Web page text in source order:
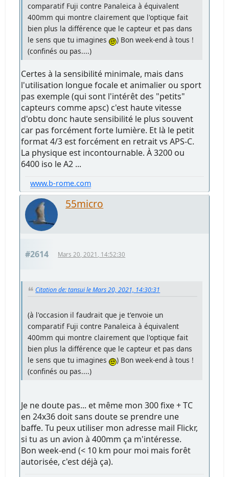
comparatif Fuji contre Panaleica à équivalent
400mm qui montre clairement que l'optique fait
bien plus la différence que le capteur et pas dans
le sens que tu imagines
) Bon week-end à tous !
(confinés ou pas....)
Certes à la sensibilité minimale, mais dans
l'utilisation longue focale et animalier ou sport
pas exemple (qui sont l'intérêt des "petits"
capteurs comme apsc) c'est haute vitesse
d'obtu donc haute sensibilité le plus souvent
car pas forcément forte lumière. Et là le petit
format 4/3 est forcément en retrait vs APS-C.
La physique est incontournable. À 3200 ou
6400 iso le A2 ...
www.b-rome.com
55micro
#2614 Mars 20, 2021, 14:52:30
Citation de: tansui le Mars 20, 2021, 14:30:31
(à l'occasion il faudrait que je t'envoie un
comparatif Fuji contre Panaleica à équivalent
400mm qui montre clairement que l'optique fait
bien plus la différence que le capteur et pas dans
le sens que tu imagines
) Bon week-end à tous !
(confinés ou pas....)
Je ne doute pas... et même mon 300 fixe + TC
en 24x36 doit sans doute se prendre une
baffe. Tu peux utiliser mon adresse mail Flickr,
si tu as un avion à 400mm ça m'intéresse.
Bon week-end (< 10 km pour moi mais forêt
autorisée, c'est déjà ça).